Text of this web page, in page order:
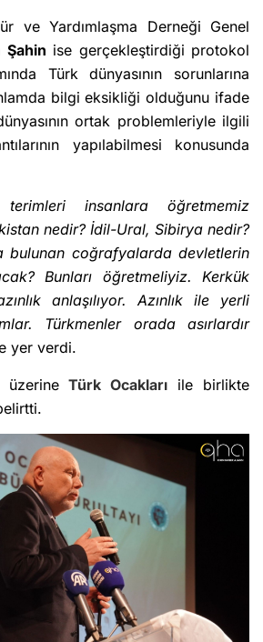
ve Yardımlaşma Derneği Genel
Şahin ise gerçekleştirdiği protokol
Türk dünyasının sorunlarına
bilgi eksikliği olduğunu ifade
ortak problemleriyle ilgili
yapılabilmesi konusunda
terimleri insanlara öğretmemiz
nedir? İdil-Ural, Sibirya nedir?
bulunan coğrafyalarda devletlerin
Bunları öğretmeliyiz. Kerkük
anlaşılıyor. Azınlık ile yerli
Türkmenler orada asırlardır
yer verdi.
üzerineTürk Ocakları ile birlikte